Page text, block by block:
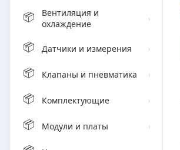
📦
Вентиляция и
охлаждение
›
📦 Датчики и измерения ›
📦 Клапаны и пневматика ›
📦 Комплектующие ›
📦 Модули и платы ›